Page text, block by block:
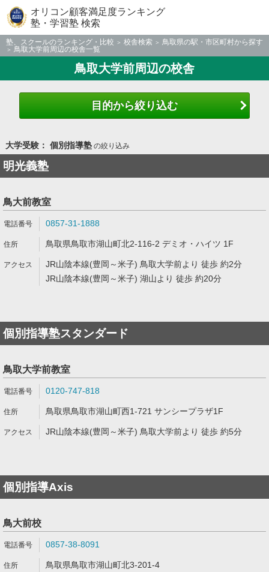
オリコン顧客満足度ランキング
塾・学習塾 検索
塾、スクールのランキング・比較 校舎検索
鳥取県の駅・市区町村から探す
鳥取大学前周辺の校舎一覧
鳥取大学前周辺の校舎
目的から絞り込む
大学受験： 個別指導塾の絞り込み
明光義塾
鳥大前教室
0857-31-1888
鳥取県鳥取市湖山町北2-116-2 デミオ・ハイツ 1F
JR山陰本線(豊岡～米子) 鳥取大学前より 徒歩 約2分
JR山陰本線(豊岡～米子) 湖山より 徒歩 約20分
個別指導塾スタンダード
鳥取大学前教室
0120-747-818
鳥取県鳥取市湖山町西1-721 サンシープラザ1F
JR山陰本線(豊岡～米子) 鳥取大学前より 徒歩 約5分
個別指導Axis
鳥大前校
0857-38-8091
鳥取県鳥取市湖山町北3-201-4